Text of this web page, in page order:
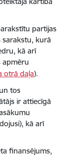
partijas
sarakstu, kurā
kā arī
apmēru
otrā daļa).
tos
ir attiecīgā
kā arī
finansējums,